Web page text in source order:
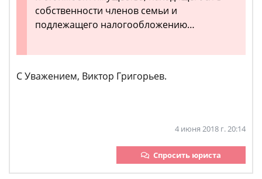
собственности членов семьи и
подлежащего налогообложению…
С Уважением, Виктор Григорьев.
4 июня 2018 г. 20:14
Спросить юриста